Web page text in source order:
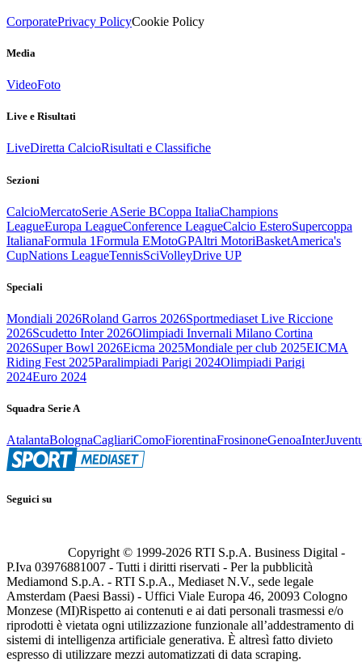
CorporatePrivacy PolicyCookie Policy
Media
VideoFoto
Live e Risultati
LiveDiretta CalcioRisultati e Classifiche
Sezioni
CalcioMercatoSerie ASerie BCoppa ItaliaChampions
LeagueEuropa LeagueConference LeagueCalcio EsteroSupercoppa
ItalianaFormula 1Formula EMotoGPAltri MotoriBasketAmerica's
CupNations LeagueTennisSciVolleyDrive UP
Speciali
Mondiali 2026Roland Garros 2026Sportmediaset Live Riccione
2026Scudetto Inter 2026Olimpiadi Invernali Milano Cortina
2026Super Bowl 2026Eicma 2025Mondiale per club 2025EICMA
Riding Fest 2025Paralimpiadi Parigi 2024Olimpiadi Parigi
2024Euro 2024
Squadra Serie A
AtalantaBolognaCagliariComoFiorentinaFrosinoneGenoaInter
Seguici su
Copyright © 1999-2026 RTI S.p.A. Business Digital -
P.Iva 03976881007 - Tutti i diritti riservati - Per la pubblicità
Mediamond S.p.A. - RTI S.p.A., Mediaset N.V., sede legale
Amsterdam (Paesi Bassi) - Uffici Viale Europa 46, 20093 Cologno
Monzese (MI)Rispetto ai contenuti e ai dati personali trasmessi e/o
riprodotti è vietata ogni utilizzazione funzionale all’addestramento di
sistemi di intelligenza artificiale generativa. È altresì fatto divieto
espresso di utilizzare mezzi automatizzati di data scraping.